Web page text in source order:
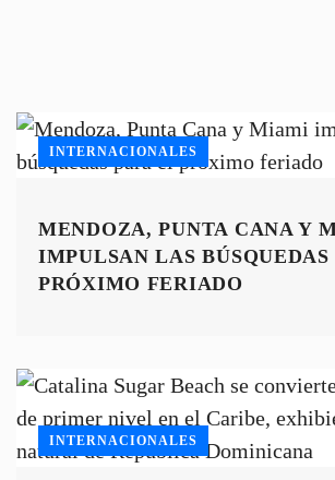
MENDOZA, PUNTA CANA Y
IMPULSAN LAS BÚSQUEDAS